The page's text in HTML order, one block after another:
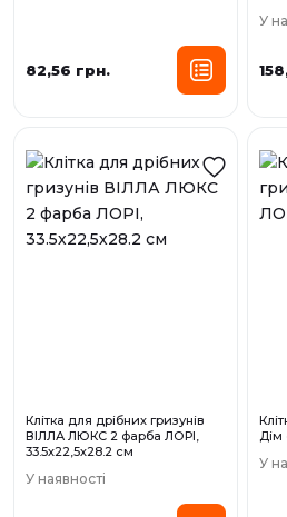
82,56 грн.
У
Клітка для дрібних гризунів
ВІЛЛА ЛЮКС 2 фарба ЛОРІ,
33.5х22,5х28.2 см
У наявності
Дім
У